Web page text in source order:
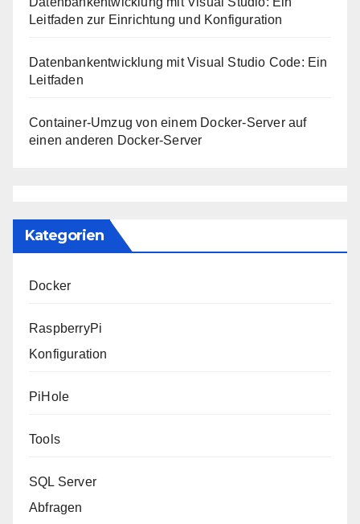
Leitfaden zur Einrichtung und Konfiguration
Datenbankentwicklung mit Visual Studio Code: Ein
Leitfaden
Container-Umzug von einem Docker-Server auf
einen anderen Docker-Server
Kategorien
Docker
RaspberryPi
Konfiguration
PiHole
Tools
SQL Server
Abfragen